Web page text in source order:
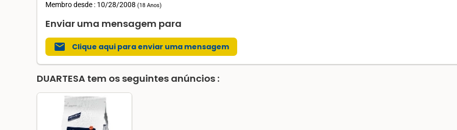
Membro desde : 10/28/2008 (18 Anos)
Enviar uma mensagem para
mail Clique aqui para enviar uma mensagem
DUARTESA tem os seguintes anúncios :